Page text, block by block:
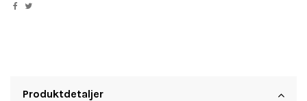
Produktdetaljer